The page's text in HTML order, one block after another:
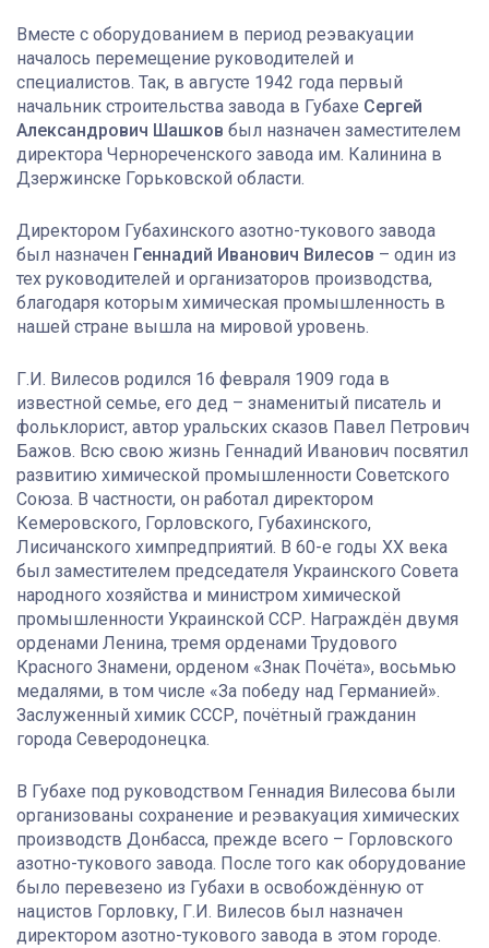
Вместе с оборудованием в период реэвакуации
началось перемещение руководителей и
специалистов. Так, в августе 1942 года первый
начальник строительства завода в Губахе Сергей
Александрович Шашков был назначен заместителем
директора Чернореченского завода им. Калинина в
Дзержинске Горьковской области.
Директором Губахинского азотно-тукового завода
был назначен Геннадий Иванович Вилесов – один из
тех руководителей и организаторов производства,
благодаря которым химическая промышленность в
нашей стране вышла на мировой уровень.
Г.И. Вилесов родился 16 февраля 1909 года в
известной семье, его дед – знаменитый писатель и
фольклорист, автор уральских сказов Павел Петрович
Бажов. Всю свою жизнь Геннадий Иванович посвятил
развитию химической промышленности Советского
Союза. В частности, он работал директором
Кемеровского, Горловского, Губахинского,
Лисичанского химпредприятий. В 60-е годы XX века
был заместителем председателя Украинского Совета
народного хозяйства и министром химической
промышленности Украинской ССР. Награждён двумя
орденами Ленина, тремя орденами Трудового
Красного Знамени, орденом «Знак Почёта», восьмью
медалями, в том числе «За победу над Германией».
Заслуженный химик СССР, почётный гражданин
города Северодонецка.
В Губахе под руководством Геннадия Вилесова были
организованы сохранение и реэвакуация химических
производств Донбасса, прежде всего – Горловского
азотно-тукового завода. После того как оборудование
было перевезено из Губахи в освобождённую от
нацистов Горловку, Г.И. Вилесов был назначен
директором азотно-тукового завода в этом городе.